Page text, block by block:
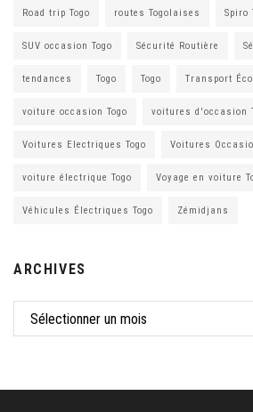
Road trip Togo routes Togolaises Spiro
SUV occasion Togo Sécurité Routière
tendances Togo Togo Transport
voiture occasion Togo voitures d'occasion
Voitures Electriques Togo Voitures
voiture électrique Togo Voyage en voiture
Véhicules Électriques Togo Zémidjans
ARCHIVES